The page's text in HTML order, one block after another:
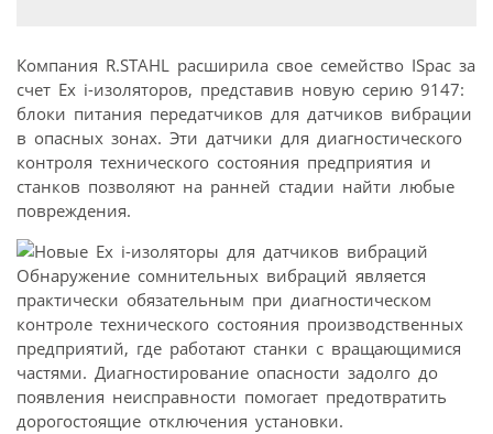
Компания R.STAHL расширила свое семейство ISpac за
счет Ex i-изоляторов, представив новую серию 9147:
блоки питания передатчиков для датчиков вибрации
в опасных зонах. Эти датчики для диагностического
контроля технического состояния предприятия и
станков позволяют на ранней стадии найти любые
повреждения.
Обнаружение сомнительных вибраций является
практически обязательным при диагностическом
контроле технического состояния производственных
предприятий, где работают станки с вращающимися
частями. Диагностирование опасности задолго до
появления неисправности помогает предотвратить
дорогостоящие отключения установки.